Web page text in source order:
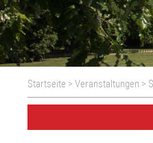
Startseite >Veranstaltungen >